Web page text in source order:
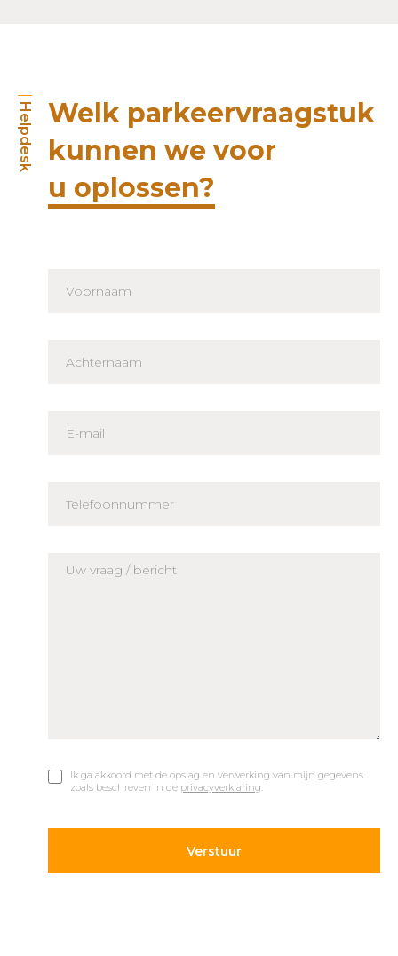
Helpdesk Welk parkeervraagstuk
kunnen we voor
u oplossen?
Ik ga akkoord met de opslag en verwerking van mijn gegevens
zoals beschreven in de privacyverklaring.